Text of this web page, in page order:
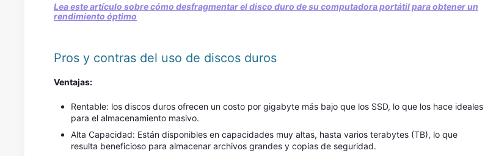
Lea este artículo sobre cómo desfragmentar el disco duro de su computadora portátil para obtener un
rendimiento óptimo
Pros y contras del uso de discos duros
Ventajas:
Rentable: los discos duros ofrecen un costo por gigabyte más bajo que los SSD, lo que los hace ideales
para el almacenamiento masivo.
Alta Capacidad: Están disponibles en capacidades muy altas, hasta varios terabytes (TB), lo que
resulta beneficioso para almacenar archivos grandes y copias de seguridad.